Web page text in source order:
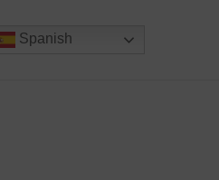
Spanish